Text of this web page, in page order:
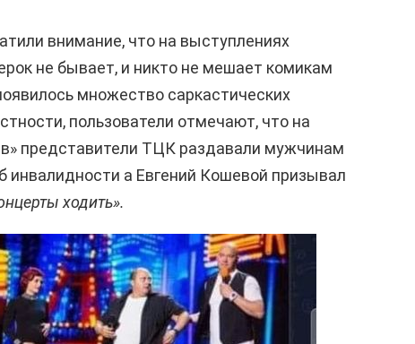
внимание, что на выступлениях
не бывает, и никто не мешает комикам
множество саркастических
пользователи отмечают, что на
представители ТЦК раздавали мужчинам
инвалидности а Евгений Кошевой призывал
ходить».